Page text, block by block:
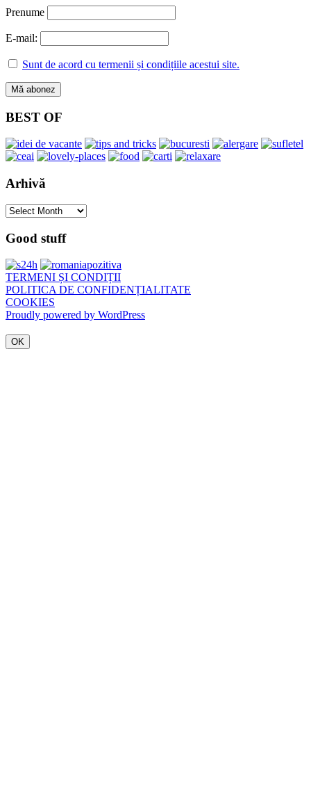
Prenume
E-mail:
Sunt de acord cu termenii și condițiile acestui site.
BEST OF
Arhivă
Arhivă
Good stuff
TERMENI ȘI CONDIȚII
POLITICA DE CONFIDENȚIALITATE
COOKIES
Proudly powered by WordPress
OK